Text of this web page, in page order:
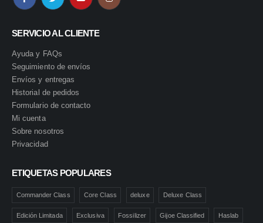
SERVICIO AL CLIENTE
Ayuda y FAQs
Seguimiento de envíos
Envíos y entregas
Historial de pedidos
Formulario de contacto
Mi cuenta
Sobre nosotros
Privacidad
ETIQUETAS POPULARES
Commander Class Core Class deluxe Deluxe Class
Edición Limitada Exclusiva Fossilizer Gijoe Classified Haslab